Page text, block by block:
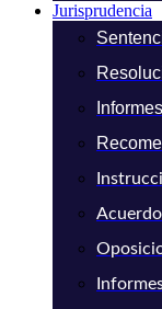
Jurisprudencia